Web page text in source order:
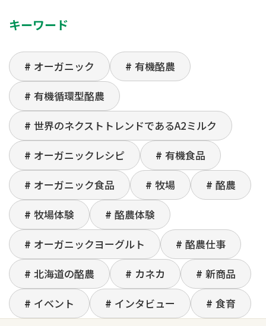
キーワード
オーガニック
有機酪農
有機循環型酪農
世界のネクストトレンドであるA2ミルク
オーガニックレシピ
有機食品
オーガニック食品
牧場
酪農
牧場体験
酪農体験
オーガニックヨーグルト
酪農仕事
北海道の酪農
カネカ
新商品
イベント
インタビュー 食育